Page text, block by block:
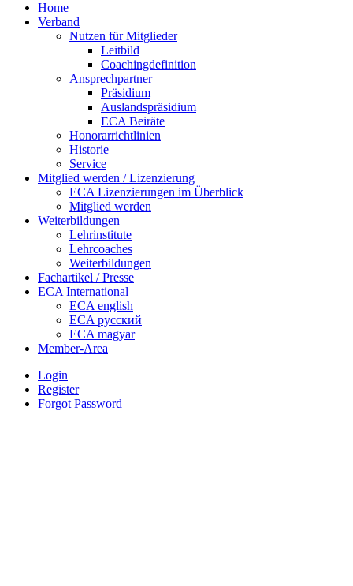
Home
Verband
Nutzen für Mitglieder
Leitbild
Coachingdefinition
Ansprechpartner
Präsidium
Auslandspräsidium
ECA Beiräte
Honorarrichtlinien
Historie
Service
Mitglied werden / Lizenzierung
ECA Lizenzierungen im Überblick
Mitglied werden
Weiterbildungen
Lehrinstitute
Lehrcoaches
Weiterbildungen
Fachartikel / Presse
ECA International
ECA english
ECA русский
ECA magyar
Member-Area
Login
Register
Forgot Password